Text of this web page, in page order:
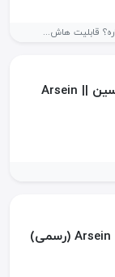
کانال واتساپ کانال آرسین || Arsein